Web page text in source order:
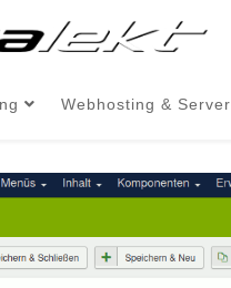
Webhosting & Server